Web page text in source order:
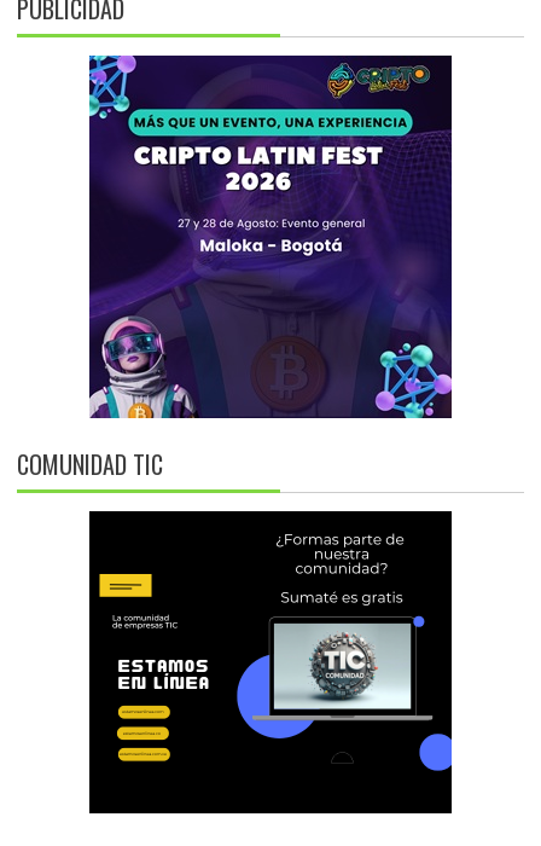
PUBLICIDAD
COMUNIDAD TIC